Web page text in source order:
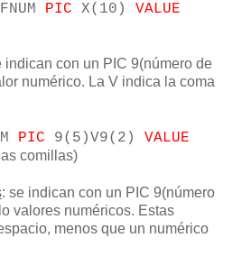
PIC X(10) VALUE
indican con un PIC 9(número de
numérico. La V indica la coma
PIC 9(5)V9(2) VALUE
comillas)
: se indican con un PIC 9(número
valores numéricos. Estas
menos que un numérico